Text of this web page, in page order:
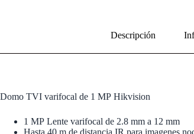
Descripción
Domo TVI varifocal de 1 MP Hikvision
1 MP Lente varifocal de 2.8 mm a 12 mm
Hasta 40 m de distancia IR para imagenes